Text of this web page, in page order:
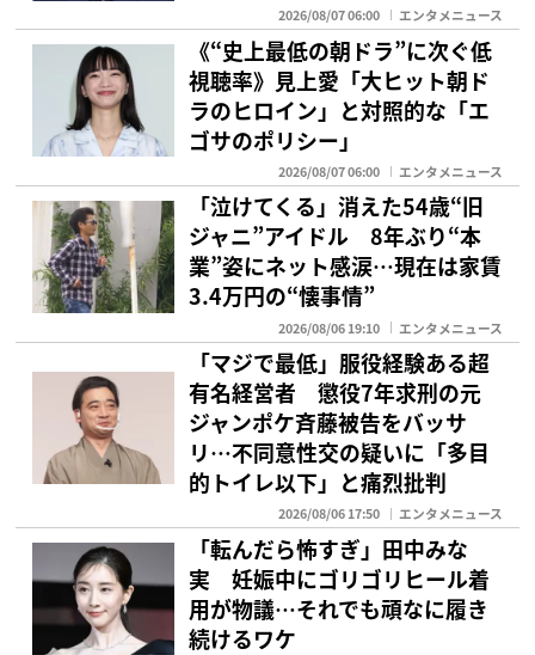
2026/08/07 06:00 エンタメニュース
《“史上最低の朝ドラ”に次ぐ低
視聴率》見上愛「大ヒット朝ド
ラのヒロイン」と対照的な「エ
ゴサのポリシー」
2026/08/07 06:00 エンタメニュース
「泣けてくる」消えた54歳“旧
ジャニ”アイドル 8年ぶり“本
業”姿にネット感涙…現在は家賃
3.4万円の“懐事情”
2026/08/06 19:10 エンタメニュース
「マジで最低」服役経験ある超
有名経営者 懲役7年求刑の元
ジャンポケ斉藤被告をバッサ
リ…不同意性交の疑いに「多目
的トイレ以下」と痛烈批判
2026/08/06 17:50 エンタメニュース
「転んだら怖すぎ」田中みな
実 妊娠中にゴリゴリヒール着
用が物議…それでも頑なに履き
続けるワケ